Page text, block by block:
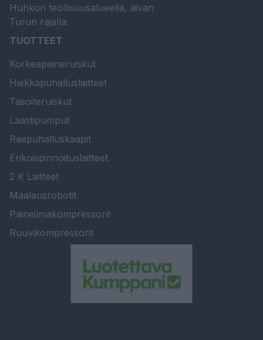
Huhkon teollisuusalueella, aivan
Turun rajalla.
TUOTTEET
Korkeapaineruiskut
Hiekkapuhalluslaitteet
Tasoiteruiskut
Laastipumput
Raepuhalluskaapit
Erikoispinnoituslaitteet
2 K Laitteet
Maalausrobotit
Paineilmakompressorit
Ruuvikompressorit